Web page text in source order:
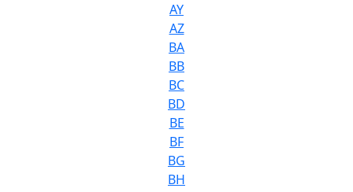
AY
AZ
BA
BB
BC
BD
BE
BF
BG
BH